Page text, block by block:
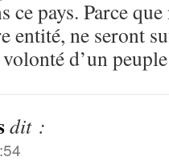
ce pays. Parce
entité, ne seront
d’un
dit :